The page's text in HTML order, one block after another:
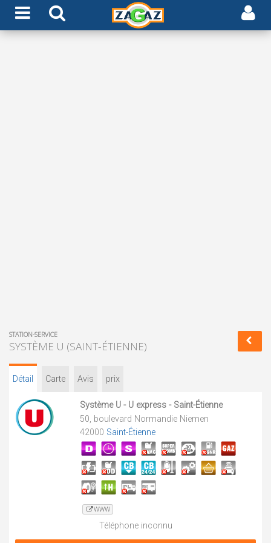
STATION-SERVICE
SYSTÈME U (SAINT-ÉTIENNE)
Détail Carte Avis prix
Système U - U express - Saint-Étienne
50, boulevard Normandie Niemen
42000 Saint-Étienne
WWW
Téléphone inconnu